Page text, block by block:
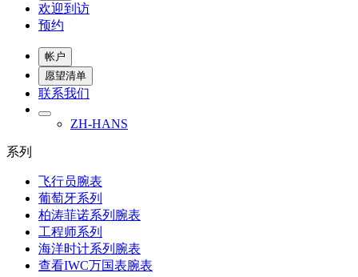
欢迎到访
预约
帐户
愿望清单
联系我们
ZH-HANS
系列
飞行员腕表
葡萄牙系列
柏涛菲诺系列腕表
工程师系列
海洋时计系列腕表
查看IWC万国表腕表